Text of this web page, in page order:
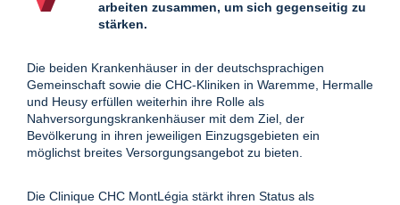
arbeiten zusammen, um sich gegenseitig zu
stärken.
Die beiden Krankenhäuser in der deutschsprachigen
Gemeinschaft sowie die CHC-Kliniken in Waremme, Hermalle
und Heusy erfüllen weiterhin ihre Rolle als
Nahversorgungskrankenhäuser mit dem Ziel, der
Bevölkerung in ihren jeweiligen Einzugsgebieten ein
möglichst breites Versorgungsangebot zu bieten.
Die Clinique CHC MontLégia stärkt ihren Status als